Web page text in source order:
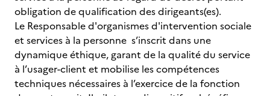
obligation de qualification des dirigeants(es).
Le Responsable d'organismes d'intervention sociale
et services à la personne s’inscrit dans une
dynamique éthique, garant de la qualité du service
à l’usager-client et mobilise les compétences
techniques nécessaires à l’exercice de la fonction